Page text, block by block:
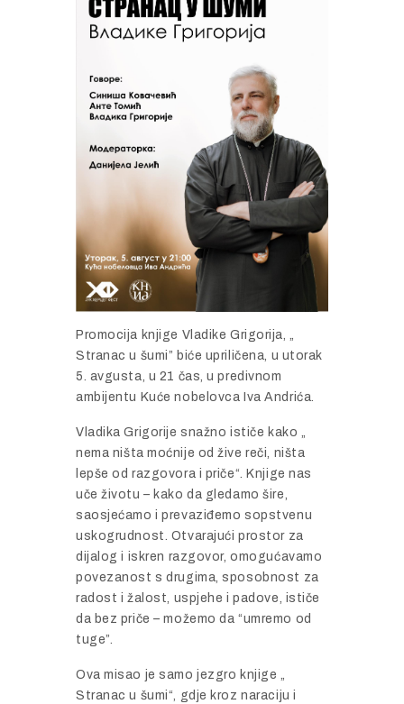
Promocija knjige VladikeGrigorija, „
Stranacu šumi” biće upriličena, u utorak
5. avgusta, u 21 čas,upredivnom
ambijentu Kućenobelovca IvaAndrića.
VladikaGrigorijesnažnoističe kako „
nema ništamoćnije od živereči, ništa
lepšeodrazgovora i priče“. Knjigenas
uče životu – kakoda gledamo šire,
saosjećamoiprevaziđemosopstvenu
uskogrudnost. Otvarajućiprostor za
dijalogi iskren razgovor,omogućavamo
povezanostsdrugima,sposobnost za
radost i žalost, uspjeheipadove, ističe
da bez priče –možemoda “umremo od
tuge”.
Ovamisao jesamojezgro knjige „
Stranacu šumi“, gdje kroznaracijui